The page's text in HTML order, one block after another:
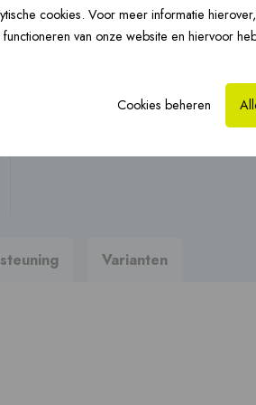
› Vloerverwarming ›
Stel uw vraag
Op zoek naar brochures,
Naar
Varianten
cookies. Voor meer informatie
van onze website en hiervoor
Cookies beheren